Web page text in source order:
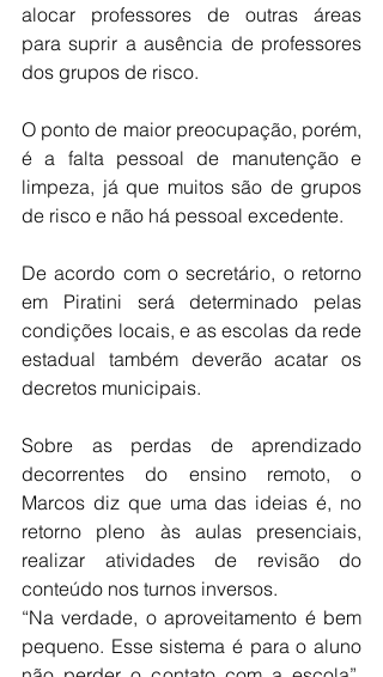
alocar professores de outras áreas
para suprir a ausência de professores
dos grupos de risco.
O ponto de maior preocupação, porém,
é a falta pessoal de manutenção e
limpeza, já que muitos são de grupos
de risco e não há pessoal excedente.
De acordo com o secretário, o retorno
em Piratini será determinado pelas
condições locais, e as escolas da rede
estadual também deverão acatar os
decretos municipais.
Sobre as perdas de aprendizado
decorrentes do ensino remoto, o
Marcos diz que uma das ideias é, no
retorno pleno às aulas presenciais,
realizar atividades de revisão do
conteúdo nos turnos inversos.
“Na verdade, o aproveitamento é bem
pequeno. Esse sistema é para o aluno